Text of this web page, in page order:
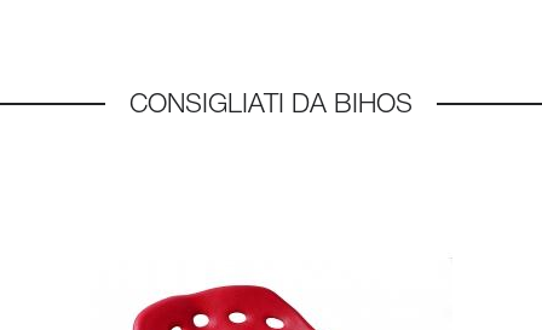
CONSIGLIATI DA BIHOS